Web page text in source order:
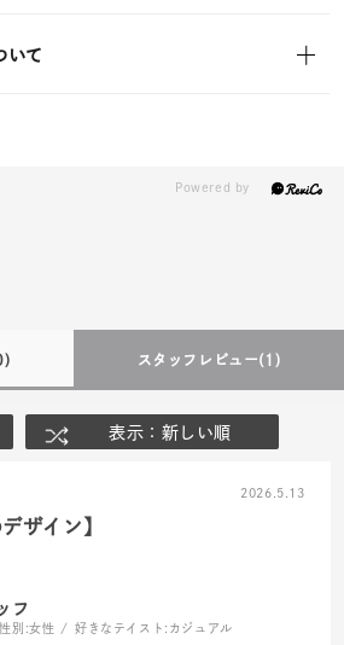
いて
スタッフレビュー(1)
表示：新しい順
2026.5.13
ザイン】
フ
性別:女性 好きなテイスト: カジュアル